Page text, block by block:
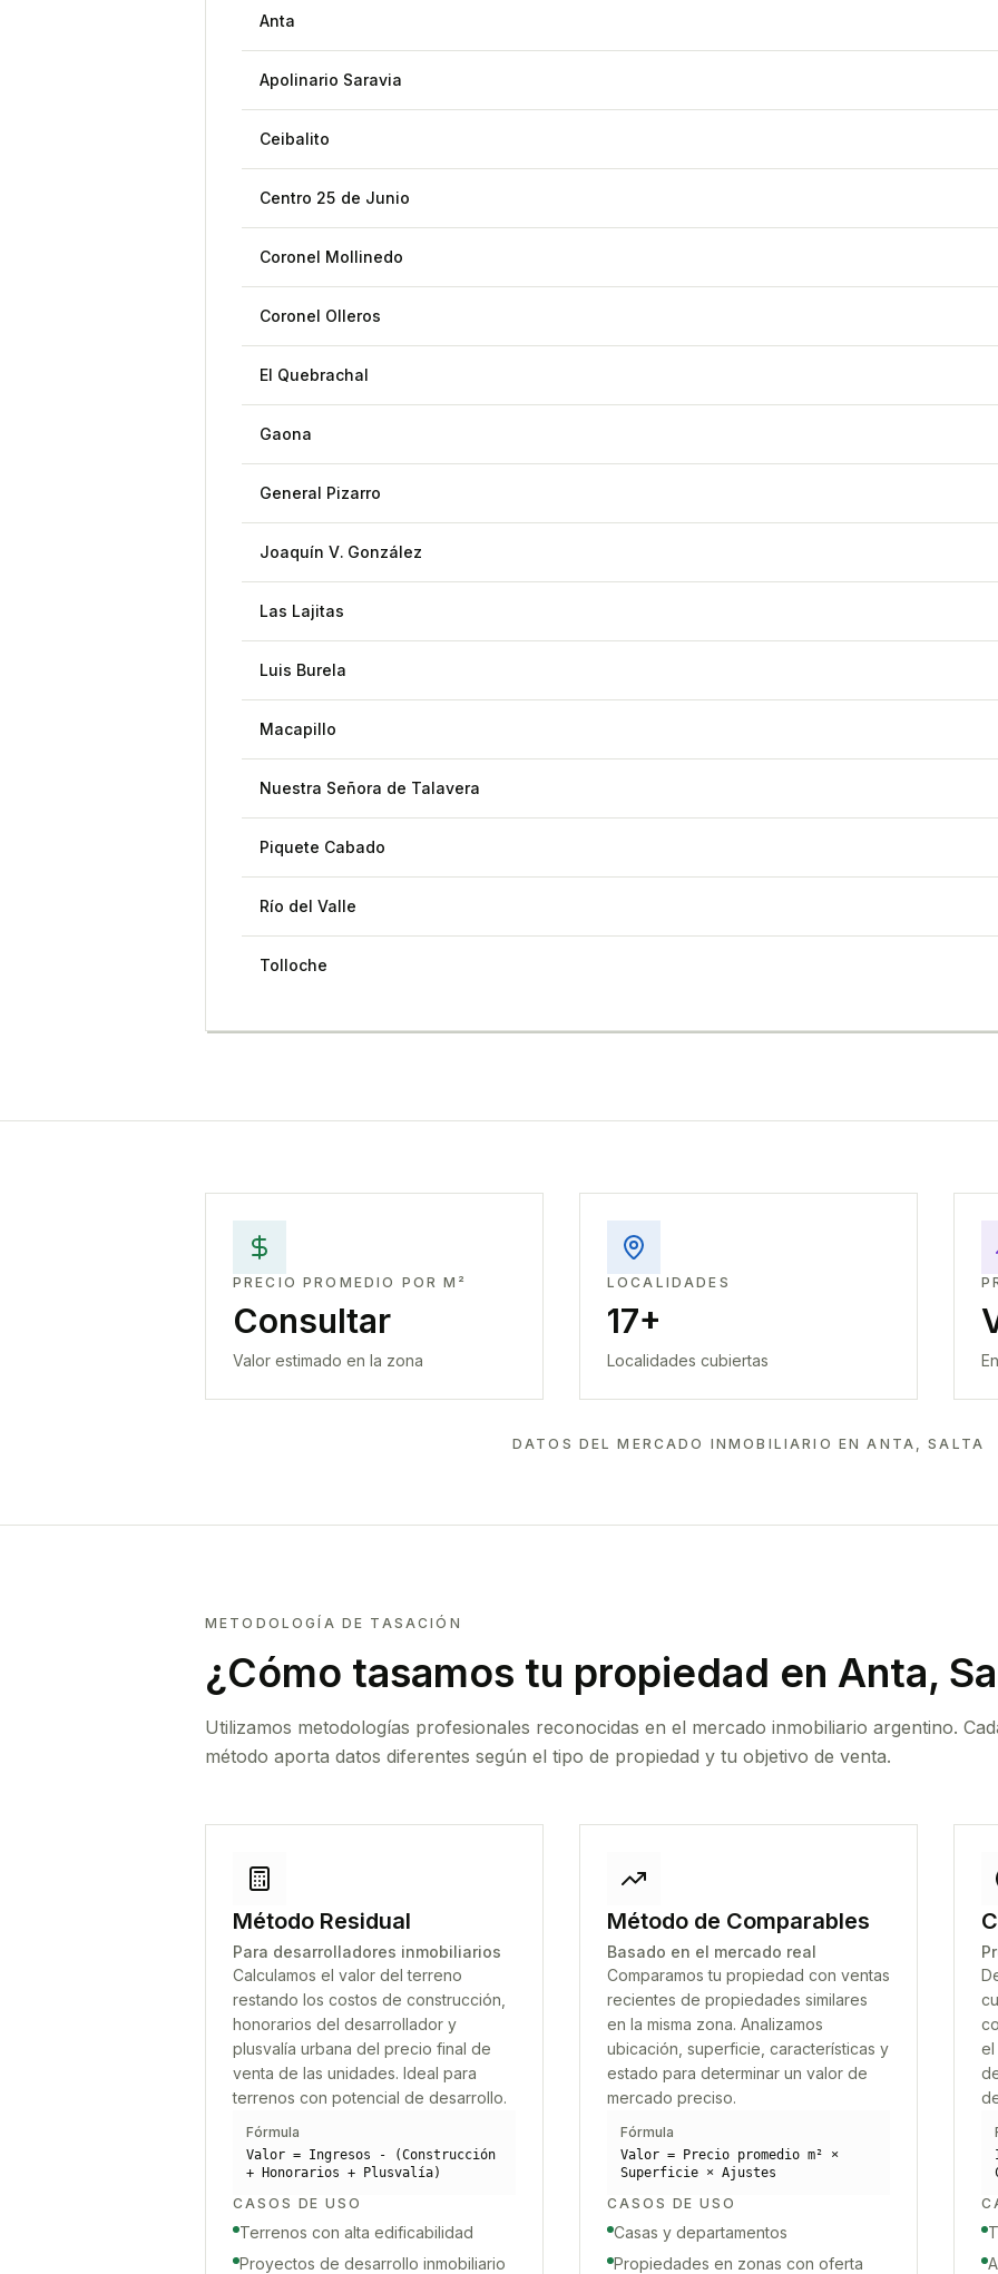
Anta
Apolinario Saravia
Ceibalito
Centro 25 de Junio
Coronel Mollinedo
Coronel Olleros
El Quebrachal
Gaona
General Pizarro
Joaquín V. González
Las Lajitas
Luis Burela
Macapillo
Nuestra Señora de Talavera
Piquete Cabado
Río del Valle
Tolloche
PRECIO PROMEDIO POR M²
Consultar
Valor estimado en la zona
LOCALIDADES
17+
Localidades cubiertas
DATOS DEL MERCADO INMOBILIARIO ENANTA, SALTA
METODOLOGÍA DE TASACIÓN
¿Cómo tasamos tu propiedad en Anta,
Utilizamos metodologías profesionales reconocidas en el mercado inmobiliario argentino.
método aporta datos diferentes según el tipo de propiedad y tu objetivo de venta.
Método Residual
Para desarrolladores inmobiliarios
Calculamos el valor del terreno
restando los costos de construcción,
honorarios del desarrollador y
plusvalía urbana del precio final de
venta de las unidades. Ideal para
terrenos con potencial de desarrollo.
Fórmula
Valor = Ingresos - (Construcción
+ Honorarios + Plusvalía)
CASOS DE USO
Terrenos con alta edificabilidad
Proyectos de desarrollo inmobiliario
Método de Comparables
Basado en el mercado real
Comparamos tu propiedad con ventas
recientes de propiedades similares
en la misma zona. Analizamos
ubicación, superficie, características y
estado para determinar un valor de
mercado preciso.
Fórmula
Valor = Precio promedio m² ×
Superficie × Ajustes
CASOS DE USO
Casas y departamentos
Propiedades en zonas con oferta
el